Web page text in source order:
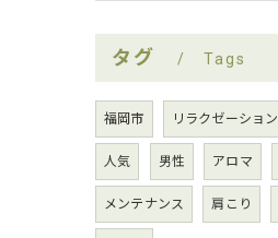
タグ Tags
福岡市 リラクゼーション
人気 男性 アロマ
メンテナンス 肩こり